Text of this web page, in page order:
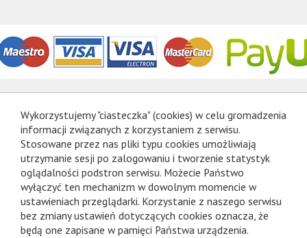
Wykorzystujemy "ciasteczka" (cookies) w celu gromadzenia
informacji związanych z korzystaniem z serwisu.
Stosowane przez nas pliki typu cookies umożliwiają
utrzymanie sesji po zalogowaniu i tworzenie statystyk
oglądalności podstron serwisu. Możecie Państwo
wyłączyć ten mechanizm w dowolnym momencie w
ustawieniach przeglądarki. Korzystanie z naszego serwisu
bez zmiany ustawień dotyczących cookies oznacza, że
będą one zapisane w pamięci Państwa urządzenia.